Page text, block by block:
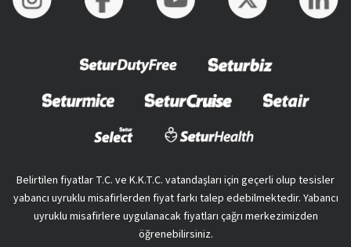
Belirtilen fiyatlar T.C. ve K.K.T.C. vatandaşları için geçerli olup tesisler
yabancı uyruklu misafirlerden fiyat farkı talep edebilmektedir. Yabancı
uyruklu misafirlere uygulanacak fiyatları çağrı merkezimizden
öğrenebilirsiniz.